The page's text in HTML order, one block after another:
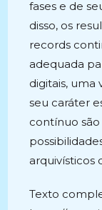
fases e de
disso, os
records
adequada
digitais, uma
seu caráter
contínuo são
arquivísticos
Texto